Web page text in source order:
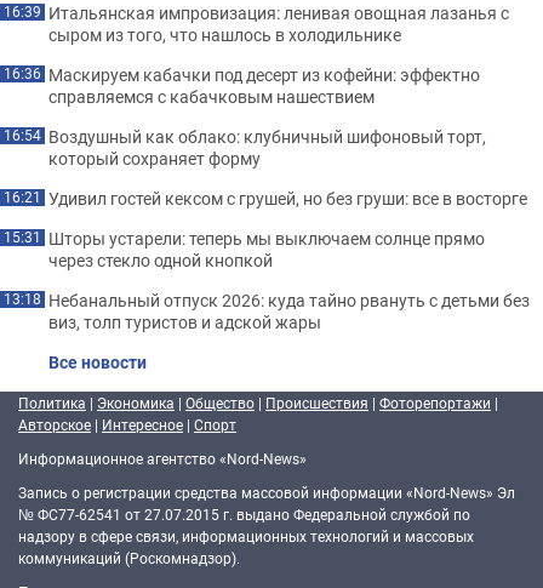
16:39 Итальянская импровизация: ленивая овощная лазанья с
сыром из того, что нашлось в холодильнике
16:36 Маскируем кабачки под десерт из кофейни: эффектно
справляемся с кабачковым нашествием
16:54 Воздушный как облако: клубничный шифоновый торт,
который сохраняет форму
16:21 Удивил гостей кексом с грушей, но без груши: все в восторге
15:31 Шторы устарели: теперь мы выключаем солнце прямо
через стекло одной кнопкой
13:18 Небанальный отпуск 2026: куда тайно рвануть с детьми без
виз, толп туристов и адской жары
Все новости
Политика | Экономика | Общество | Происшествия | Фоторепортажи |
Авторское | Интересное | Спорт
Информационное агентство «Nord-News»
Запись о регистрации средства массовой информации «Nord-News» Эл
№ ФС77-62541 от 27.07.2015 г. выдано Федеральной службой по
надзору в сфере связи, информационных технологий и массовых
коммуникаций (Роскомнадзор).